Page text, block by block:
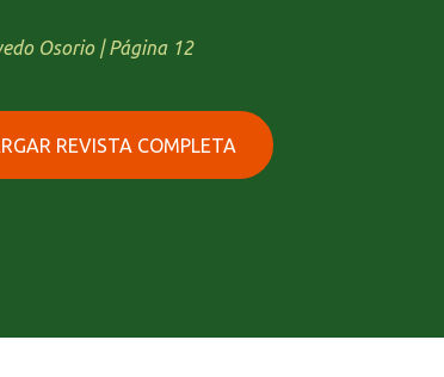
Osorio | Página 12
REVISTA COMPLETA